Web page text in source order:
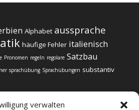
verwalten
Alphabet aussprache
häufige Fehler italienisch
Pronomen regeln regolare Satzbau
sprachübung Sprachübungen substantiv